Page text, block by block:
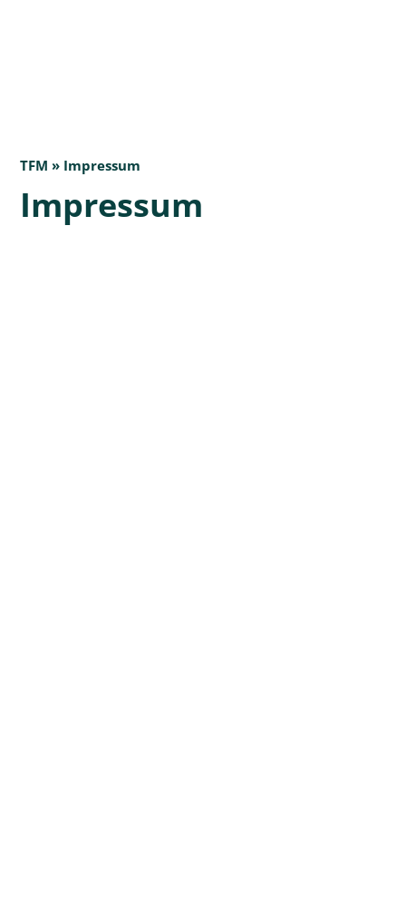
TFM » Impressum
Impressum